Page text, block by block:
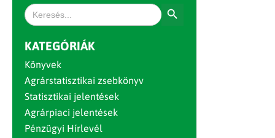
Search
for:
KATEGÓRIÁK
Könyvek
Agrárstatisztikai zsebkönyv
Statisztikai jelentések
Agrárpiaci jelentések
Pénzügyi Hírlevél